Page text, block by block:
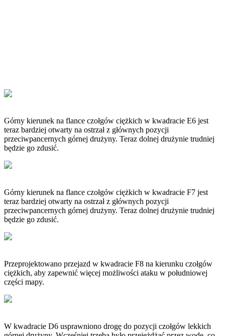
Górny kierunek na flance czołgów ciężkich w kwadracie E6 jest
teraz bardziej otwarty na ostrzał z głównych pozycji
przeciwpancernych górnej drużyny. Teraz dolnej drużynie trudniej
będzie go zdusić.
Górny kierunek na flance czołgów ciężkich w kwadracie F7 jest
teraz bardziej otwarty na ostrzał z głównych pozycji
przeciwpancernych górnej drużyny. Teraz dolnej drużynie trudniej
będzie go zdusić.
Przeprojektowano przejazd w kwadracie F8 na kierunku czołgów
ciężkich, aby zapewnić więcej możliwości ataku w południowej
części mapy.
W kwadracie D6 usprawniono drogę do pozycji czołgów lekkich